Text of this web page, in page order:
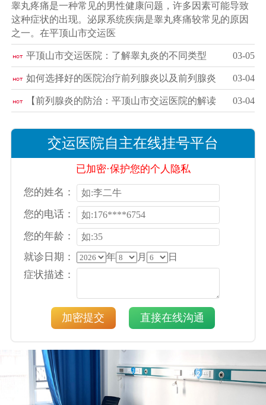
睾丸疼痛是一种常见的男性健康问题，许多因素可能导致
这种症状的出现。泌尿系统疾病是睾丸疼痛较常见的原因
之一。在平顶山市交运医
平顶山市交运医院：了解睾丸炎的不同类型 03-05
如何选择好的医院治疗前列腺炎以及前列腺炎 03-04
【前列腺炎的防治：平顶山市交运医院的解读 03-04
交运医院自主在线挂号平台
已加密·保护您的个人隐私
您的姓名：
您的电话：
您的年龄：
就诊日期：
年 月 日
症状描述：
加密提交 直接在线沟通